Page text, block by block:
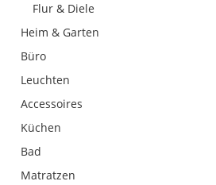
Flur & Diele
Heim & Garten
Büro
Leuchten
Accessoires
Küchen
Bad
Matratzen